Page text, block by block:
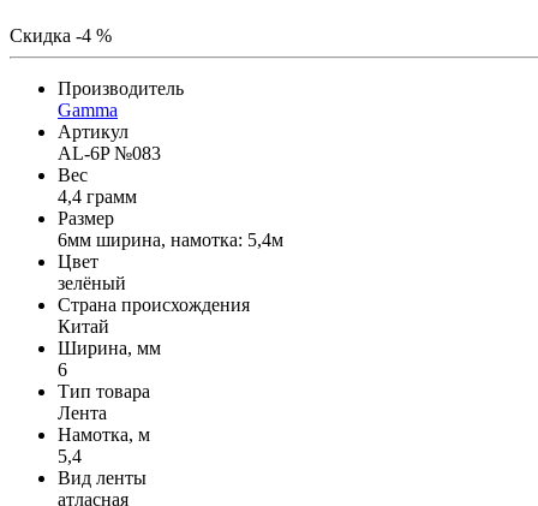
Скидка -4 %
Производитель
Gamma
Артикул
AL-6P №083
Вес
4,4 грамм
Размер
6мм ширина, намотка: 5,4м
Цвет
зелёный
Страна происхождения
Китай
Ширина, мм
6
Тип товара
Лента
Намотка, м
5,4
Вид ленты
атласная